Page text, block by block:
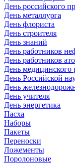
День российского
День металлурга
День флориста
День строителя
День знаний
День работников
День работников
День медицинского
День Российской
День
День учителя
День энергетика
Пасха
Наборы
Пакеты
Переноски
Ложементы
Поролоновые